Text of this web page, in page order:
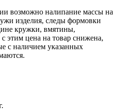
возможно налипание массы на
изделия, следы формовки
кружки, вмятины,
этим цена на товар снижена,
с наличием указанных